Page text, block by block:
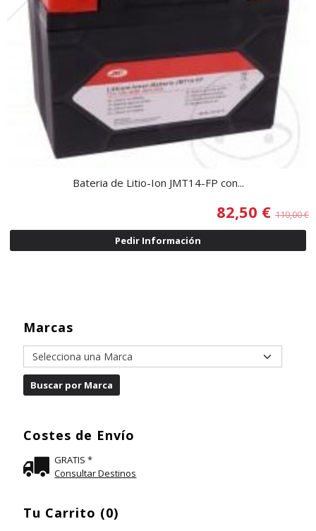
Marcas
Costes de Envío
GRATIS *
Consultar Destinos
Tu Carrito (0)
Bateria de Litio-Ion JMT14-FP con...
82,50 € 110,00 €
Pedir Información